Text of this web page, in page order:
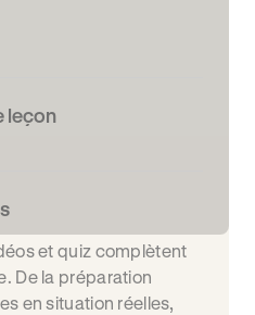
leçon
et quiz complètent
De la préparation
en situation réelles,